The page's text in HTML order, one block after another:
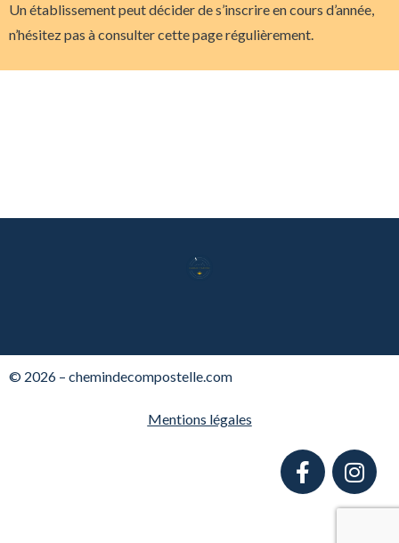
Un établissement peut décider de s’inscrire en cours d’année,
n’hésitez pas à consulter cette page régulièrement.
© 2026 – chemindecompostelle.com
Mentions légales